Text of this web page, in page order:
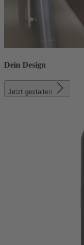
Dein Design
Jetzt gestalten